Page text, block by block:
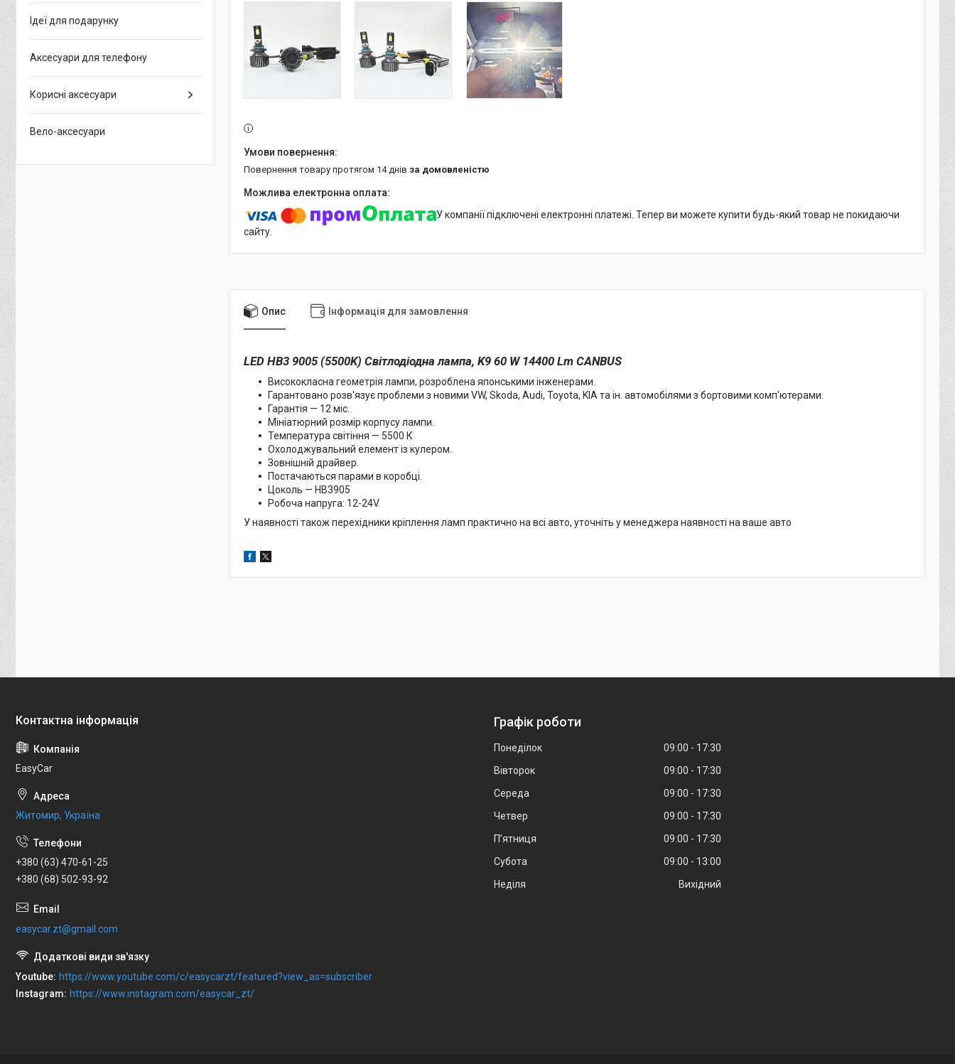
повернення товару протягом 14 днів за домовленістю
У компанії підключені електронні платежі. Тепер ви можете купити будь-який товар не покидаючи
сайту.
Опис Інформація для замовлення
LED HB3 9005 (5500K) Світлодіодна лампа, K9 60 W 14400 Lm CANBUS
Висококласна геометрія лампи, розроблена японськими інженерами.
Гарантовано розв'язує проблеми з новими VW, Skoda, Audi, Toyota, KIA та ін. автомобілями з бортовими комп'ютерами.
Гарантія — 12 міс.
Мініатюрний розмір корпусу лампи.
Температура світіння — 5500 К
Охолоджувальний елемент із кулером.
Зовнішній драйвер.
Постачаються парами в коробці.
Цоколь — HB3905
Робоча напруга: 12-24V.
У наявності також перехідники кріплення ламп практично на всі авто, уточніть у менеджера наявності на ваше авто
Ідеї для подарунку
Аксесуари для телефону
Корисні аксесуари
Вело-аксесуари
EasyCar
Житомир, Україна
+380 (63) 470-61-25
+380 (68) 502-93-92
easycar.zt@gmail.com
Youtube
https://www.youtube.com/c/easycarzt/featured?view_as=subscriber
Instagram
https://www.instagram.com/easycar_zt/
Графік роботи
Понеділок 09:00
17:30
Вівторок
09:00
17:30
Середа
09:00
17:30
Четвер
09:00
17:30
Пʼятниця
09:00
17:30
Субота
09:00
13:00
Неділя
Вихідний